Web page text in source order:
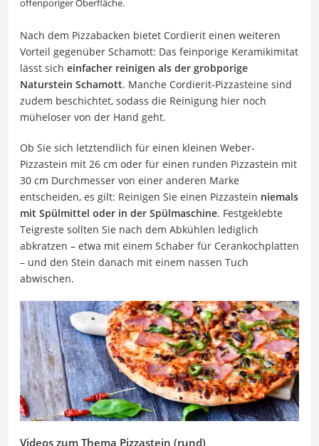
offenporiger Oberfläche.
Nach dem Pizzabacken bietet Cordierit einen weiteren
Vorteil gegenüber Schamott: Das feinporige Keramikimitat
lässt sich einfacher reinigen als der grobporige
Naturstein Schamott. Manche Cordierit-Pizzasteine sind
zudem beschichtet, sodass die Reinigung hier noch
müheloser von der Hand geht.
Ob Sie sich letztendlich für einen kleinen Weber-
Pizzastein mit 26 cm oder für einen runden Pizzastein mit
30 cm Durchmesser von einer anderen Marke
entscheiden, es gilt: Reinigen Sie einen Pizzastein niemals
mit Spülmittel oder in der Spülmaschine. Festgeklebte
Teigreste sollten Sie nach dem Abkühlen lediglich
abkratzen – etwa mit einem Schaber für Cerankochplatten
– und den Stein danach mit einem nassen Tuch
abwischen.
Videos zum Thema Pizzastein (rund)